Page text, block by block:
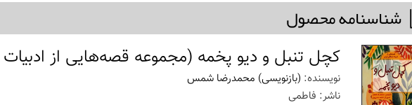
شناسنامه محصول
کچل تنبل و دیو پخمه (مجموعه قصه‌هایی از
نویسنده: (بازنویسی) محمدرضا شمس
ناشر: فاطمی